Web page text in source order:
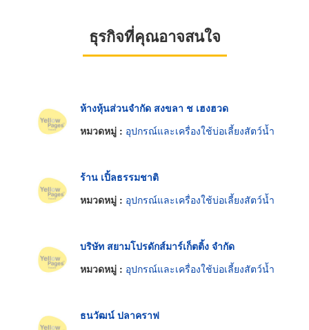
ธุรกิจที่คุณอาจสนใจ
ห้างหุ้นส่วนจำกัด สงขลา ช เฮงฮวด
หมวดหมู่ : อุปกรณ์และเครื่องใช้บ่อเลี้ยงสัตว์น้ำ
ร้าน เปิ้ลธรรมชาติ
หมวดหมู่ : อุปกรณ์และเครื่องใช้บ่อเลี้ยงสัตว์น้ำ
บริษัท สยามโปรดักส์มาร์เก็ตติ้ง จำกัด
หมวดหมู่ : อุปกรณ์และเครื่องใช้บ่อเลี้ยงสัตว์น้ำ
ธนวัฒน์ ปลาคราฟ